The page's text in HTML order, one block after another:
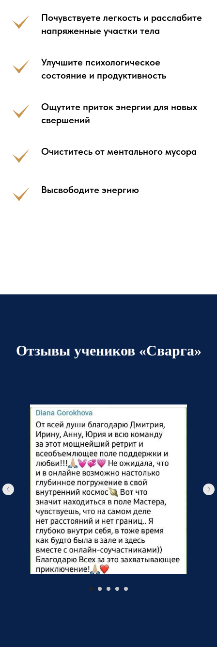
Почувствуете легкость и расслабите
напряженные участки тела
Улучшите психологическое
состояние и продуктивность
Ощутите приток энергии для новых
свершений
Очиститесь от ментального мусора
Высвободите энергию
Отзывы учеников «Сварга»